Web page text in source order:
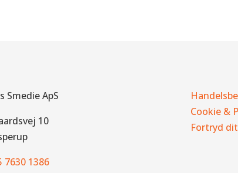
Smedie ApS
10
7630 1386
Cookie &
Fortryd